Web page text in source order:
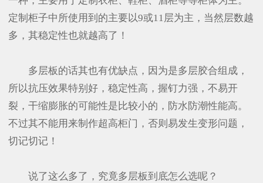
定制柜子中所使用到的主要以9或11层为主，当然层数越
多，其稳定性也就越高了！
多层板的话其也有优缺点，因为是多层胶合组成，
所以抗压效果特别好，稳定性高，握钉力强，不易开
裂，干缩膨胀的可能性是比较小的，防水防潮性能高。
不过其不能用来制作超高柜门，否则易发生变形问题，
切记切记！
说了这么多了，究竟多层板到底怎么选呢？